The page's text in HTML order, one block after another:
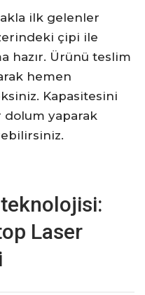
ilk gelenler
çipi ile
hazır. Ürünü teslim
hemen
Kapasitesini
yaparak
Laser